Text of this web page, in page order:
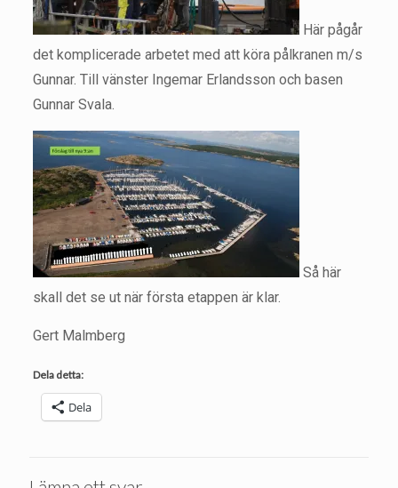
Här pågår
det komplicerade arbetet med att köra pålkranen m/s
Gunnar. Till vänster Ingemar Erlandsson och basen
Gunnar Svala.
Så här
skall det se ut när första etappen är klar.
Gert Malmberg
Dela detta:
Dela